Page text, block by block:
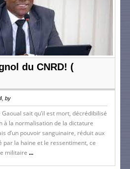
du CNRD! (
by
sait qu’il est mort, décrédibilisé
à la normalisation de la dictature
d’un pouvoir sanguinaire, réduit aux
par la haine et le ressentiment, ce
militaire ...